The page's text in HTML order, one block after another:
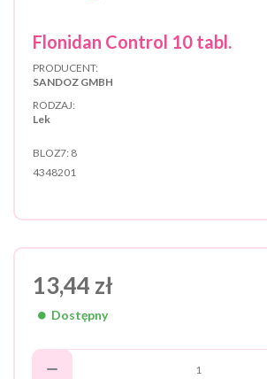
Flonidan Control 10 tabl.
PRODUCENT:
SANDOZ GMBH
RODZAJ:
Lek
BLOZ7: 8
4348201
13,44 zł
Dostępny